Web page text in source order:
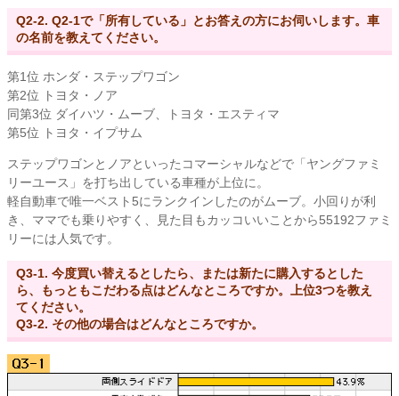
Q2-2. Q2-1で「所有している」とお答えの方にお伺いします。車
の名前を教えてください。
第1位 ホンダ・ステップワゴン
第2位 トヨタ・ノア
同第3位 ダイハツ・ムーブ、トヨタ・エスティマ
第5位 トヨタ・イプサム
ステップワゴンとノアといったコマーシャルなどで「ヤングファミ
リーユース」を打ち出している車種が上位に。
軽自動車で唯一ベスト5にランクインしたのがムーブ。小回りが利
き、ママでも乗りやすく、見た目もカッコいいことから55192ファミ
リーには人気です。
Q3-1. 今度買い替えるとしたら、または新たに購入するとした
ら、もっともこだわる点はどんなところですか。上位3つを教え
てください。
Q3-2. その他の場合はどんなところですか。